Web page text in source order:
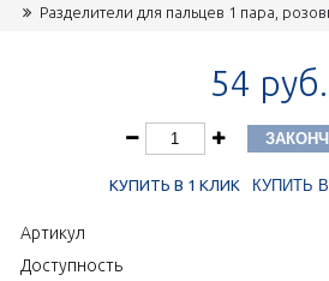
Разделители для пальцев 1 пара,
54 руб.
КУПИТЬ В 1 КЛИК КУПИТЬ
Артикул
Доступность